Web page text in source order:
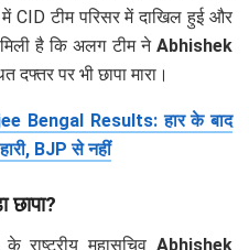
CID टीम परिसर में दाखिल हुई और
है कि अलग टीम ने Abhishek
पर भी छापा मारा।
Bengal Results: हार के बाद
BJP से नहीं
छापा?
महासचिव Abhishek